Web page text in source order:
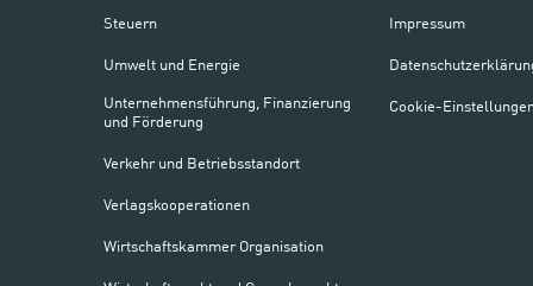
Steuern
Umwelt und Energie
Unternehmensführung, Finanzierung
und Förderung
Verkehr und Betriebsstandort
Verlagskooperationen
Wirtschaftskammer Organisation
Impressum
Cookie-